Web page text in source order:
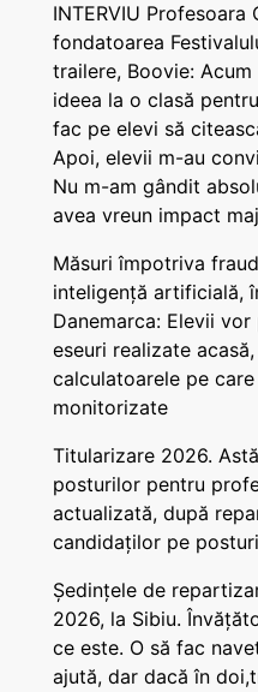
INTERVIU Profesoara
fondatoarea
trailere, Boovie:
ideea la o clasă
fac pe elevi să
Apoi, elevii m-au
Nu m-am gândit
avea vreun impact
Măsuri împotriva
inteligență artificială,
Danemarca: Elevii
eseuri realizate
calculatoarele pe
monitorizate
Titularizare 2026.
posturilor pentru
actualizată, după
candidaților pe
Ședințele de
2026, la Sibiu.
ce este. O să fac
ajută, dar dacă în